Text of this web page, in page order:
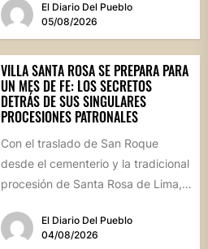
El Diario Del Pueblo
05/08/2026
VILLA SANTA ROSA SE PREPARA PARA
UN MES DE FE: LOS SECRETOS
DETRÁS DE SUS SINGULARES
PROCESIONES PATRONALES
Con el traslado de San Roque
desde el cementerio y la tradicional
procesión de Santa Rosa de Lima,
El Diario Del Pueblo
04/08/2026